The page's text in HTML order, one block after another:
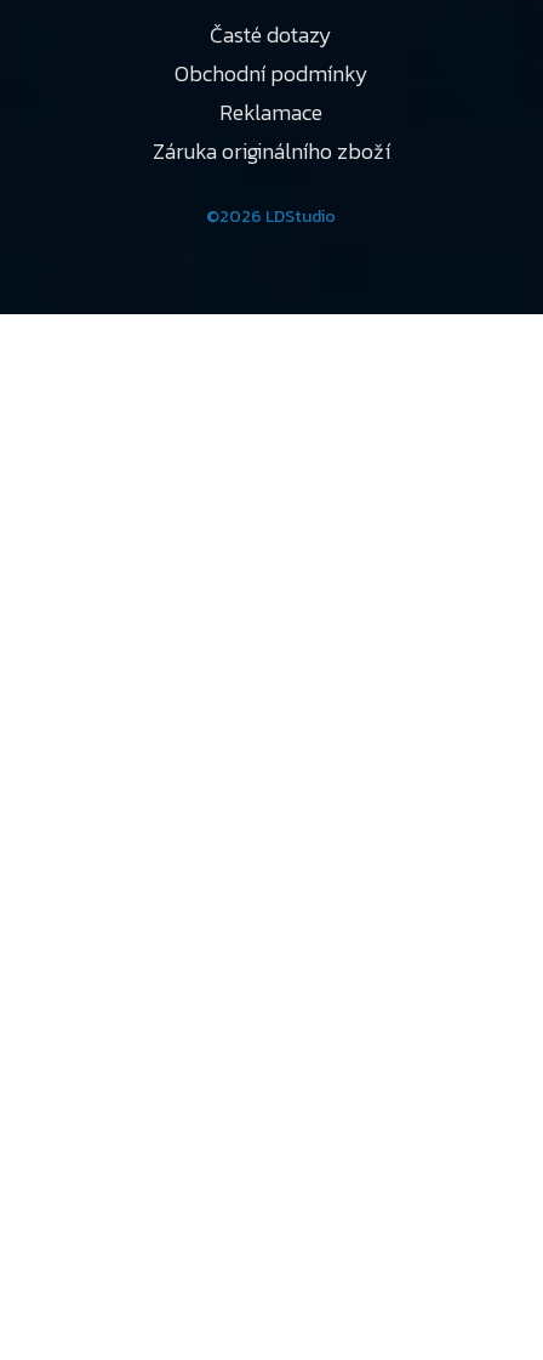
Časté dotazy
Obchodní podmínky
Reklamace
Záruka originálního zboží
©2026 LDStudio